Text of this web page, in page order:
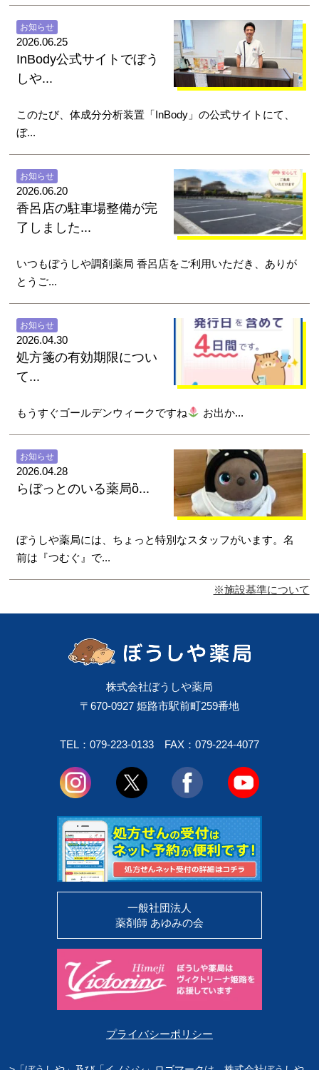
2026.06.25
お知らせ
InBody公式サイトでぼう
しや...
このたび、体成分分析装置「InBody」の公式サイトにて、
ぼ...
2026.06.20
お知らせ
香呂店の駐車場整備が完
了しました...
いつもぼうしや調剤薬局 香呂店をご利用いただき、ありが
とうご...
2026.04.30
お知らせ
処方箋の有効期限につい
て...
もうすぐゴールデンウィークですね お出か...
2026.04.28
お知らせ
らぼっとのいる薬局ὂ...
ぼうしや薬局には、ちょっと特別なスタッフがいます。名
前は『つむぐ』で...
※施設基準について
株式会社ぼうしや薬局
〒670-0927 姫路市駅前町259番地
TEL：079-223-0133 FAX：079-224-4077
一般社団法人
薬剤師 あゆみの会
プライバシーポリシー